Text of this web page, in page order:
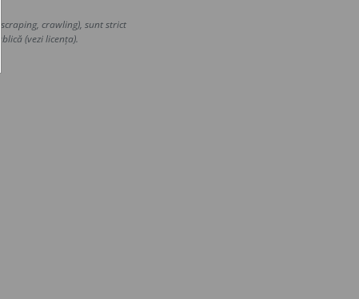
crawling), sunt strict
(vezi licența).